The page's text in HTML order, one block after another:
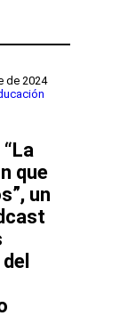
de 2024
que
un